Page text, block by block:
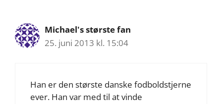
Michael's største fan
25. juni 2013 kl. 15:04
Han er den største danske fodboldstjerne
ever. Han var med til at vinde